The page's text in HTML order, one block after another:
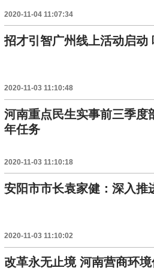
2020-11-04 11:07:34
招才引智广州线上活动启动
2020-11-03 11:10:48
河南重点民生实事前三季度
年任务
2020-11-03 11:10:18
安阳市市长袁家健：深入推
2020-11-03 11:10:02
改革永无止境 河南营商环